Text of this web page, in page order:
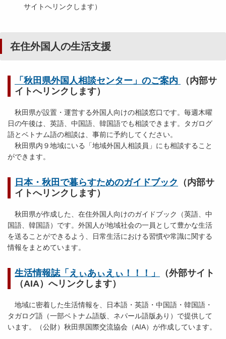
サイトへリンクします）
在住外国人の生活支援
「秋田県外国人相談センター」のご案内
（内部サ
イトへリンクします）
秋田県が設置・運営する外国人向けの相談窓口です。毎週木曜
日の午後は、英語、中国語、韓国語でも相談できます。タガログ
語とベトナム語の相談は、事前に予約してください。
秋田県内９地域にいる「地域外国人相談員」にも相談すること
ができます。
日本・秋田で暮らすためのガイドブック （内部サ
イトへリンクします）
秋田県が作成した、在住外国人向けのガイドブック（英語、中
国語、韓国語）です。外国人が地域社会の一員として豊かな生活
を送ることができるよう、日常生活における習慣や常識に関する
情報をまとめています。
生活情報誌「えぃあぃえぃ！！！」
（外部サイト
（AIA）へリンクします）
地域に密着した生活情報を、日本語・英語・中国語・韓国語・
タガログ語（一部ベトナム語版、ネパール語版あり）で提供して
います。（公財）秋田県国際交流協会（AIA）が作成しています。